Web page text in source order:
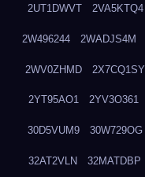
2UT1DWVT 2VA5KTQ4
2W496244 2WADJS4M
2WV0ZHMD 2X7CQ1SY
2YT95AO1 2YV3O361
30D5VUM9 30W729OG
32AT2VLN 32MATDBP